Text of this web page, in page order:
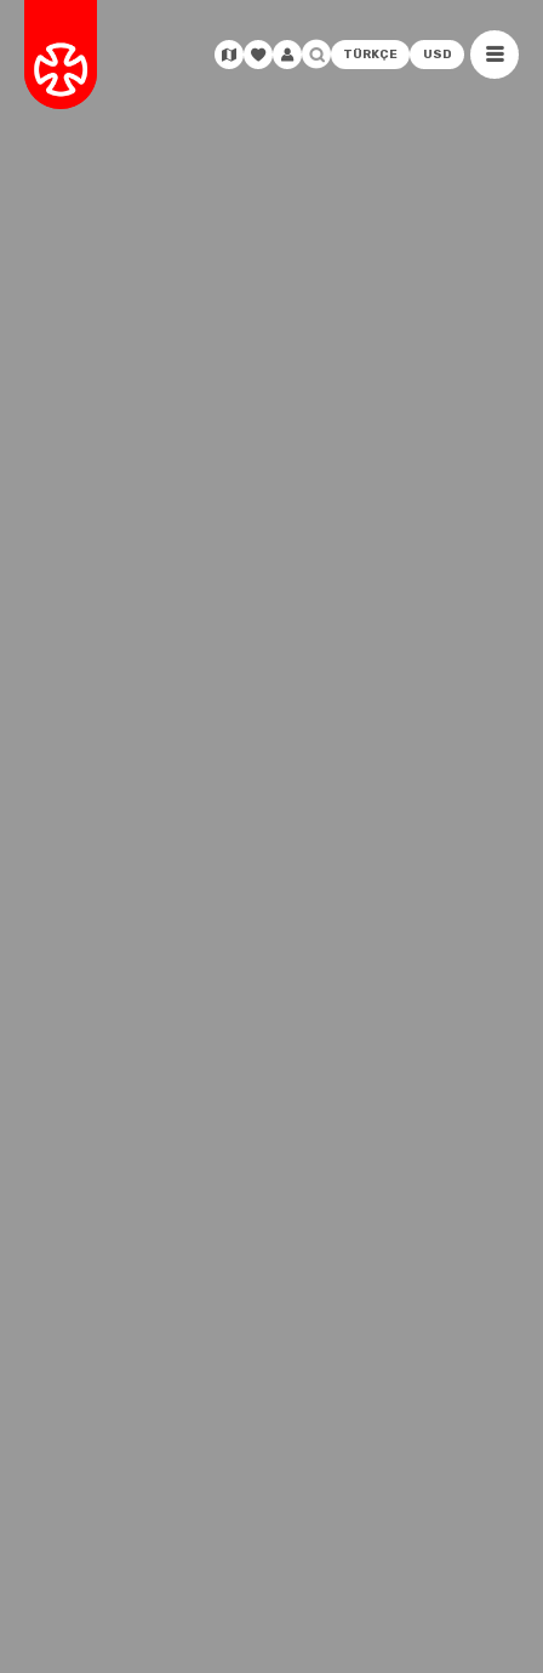
TÜRKÇE USD